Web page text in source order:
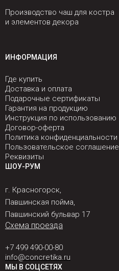
Производство чаш для костра
и элементов декора
ИНФОРМАЦИЯ
Где купить
Доставка и оплата
Подарочные сертификаты
Гарантия на продукцию
Инструкция по использованию
Договор-оферта
Политика конфиденциальности
Пользовательское соглашение
Реквизиты
ШОУ-РУМ
г. Красногорск,
Павшинская пойма,
Павшинский бульвар 17
Схема проезда
+7 499 490-00-80
info@concretika.ru
МЫ В СОЦСЕТЯХ